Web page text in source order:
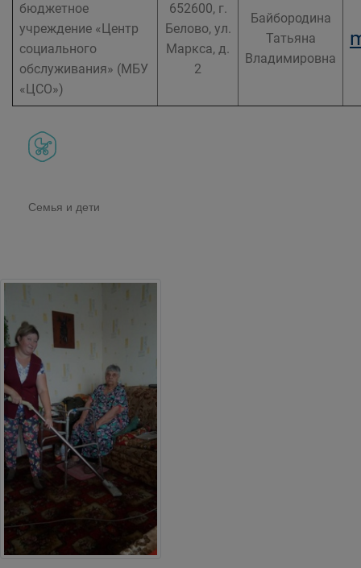
бюджетное
учреждение «Центр
социального
обслуживания» (МБУ
«ЦСО»)
652600, г.
Белово, ул.
Маркса, д.
2
Байбородина
Татьяна
Владимировна
Семья и дети